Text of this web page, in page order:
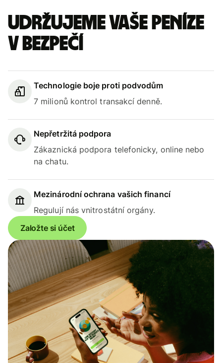
Udržujeme vaše peníze
v bezpečí
Technologie boje proti podvodům
7 milionů kontrol transakcí denně.
Nepřetržitá podpora
Zákaznická podpora telefonicky, online nebo
na chatu.
Mezinárodní ochrana vašich financí
Regulují nás vnitrostátní orgány.
Založte si účet